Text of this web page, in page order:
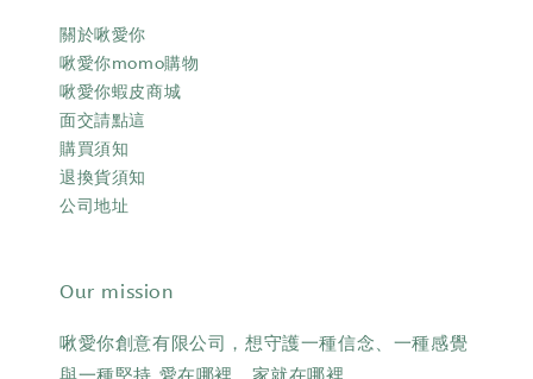
關於啾愛你
啾愛你momo購物
啾愛你蝦皮商城
面交請點這
購買須知
退換貨須知
公司地址
Our mission
啾愛你創意有限公司，想守護一種信念、一種感覺